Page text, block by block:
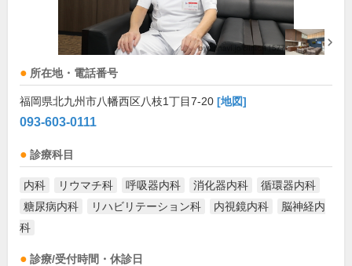
所在地・電話番号
福岡県北九州市八幡西区八枝1丁目7-20 [地図]
093-603-0111
診療科目
内科 リウマチ科 呼吸器内科 消化器内科
循環器内科
糖尿病内科
リハビリテーション科 内視鏡内科
脳神経内
科
診療/受付時間・休診日